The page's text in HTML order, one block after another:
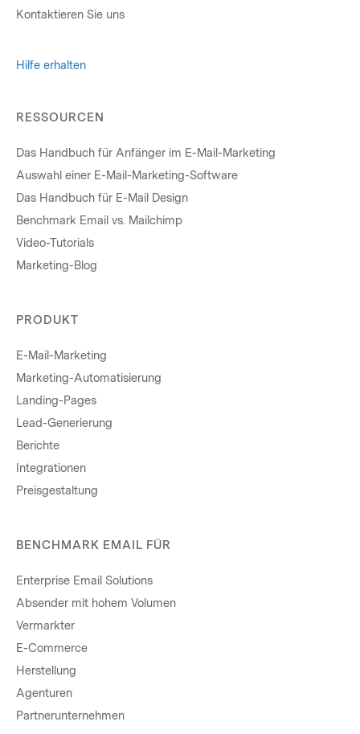
Kontaktieren Sie uns
Hilfe erhalten
RESSOURCEN
Das Handbuch für Anfänger im E-Mail-Marketing
Auswahl einer E-Mail-Marketing-Software
Das Handbuch für E-Mail Design
Benchmark Email vs. Mailchimp
Video-Tutorials
Marketing-Blog
PRODUKT
E-Mail-Marketing
Marketing-Automatisierung
Landing-Pages
Lead-Generierung
Berichte
Integrationen
Preisgestaltung
BENCHMARK EMAIL FÜR
Enterprise Email Solutions
Absender mit hohem Volumen
Vermarkter
E-Commerce
Herstellung
Agenturen
Partnerunternehmen